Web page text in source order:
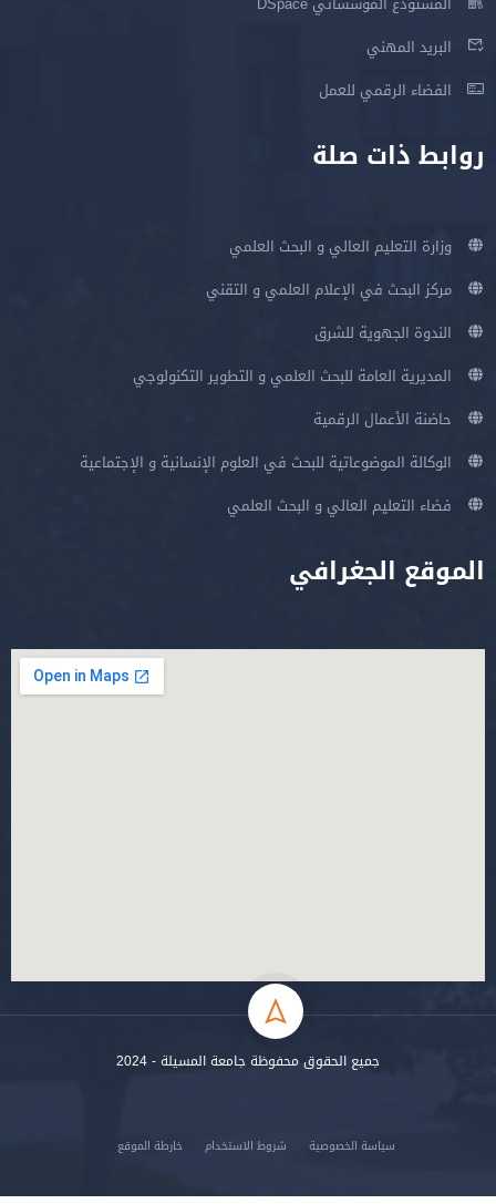
البريد المهني
الفضاء الرقمي للعمل
روابط ذات صلة
وزارة التعليم العالي و البحث العلمي
مركز البحث في الإعلام العلمي و التقني
الندوة الجهوية للشرق
المديرية العامة للبحث العلمي و التطوير التكنولوجي
حاضنة الأعمال الرقمية
الوكالة الموضوعاتية للبحث في العلوم الإنسانية و الإجتماعية
فضاء التعليم العالي و البحث العلمي
الموقع الجغرافي
جميع الحقوق محفوظة جامعة المسيلة - 2024
سياسة الخصوصية شروط الاستخدام خارطة الموقع